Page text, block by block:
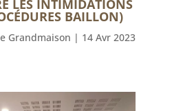
LES INTIMIDATIONS
BAILLON)
Grandmaison | 14 Avr 2023